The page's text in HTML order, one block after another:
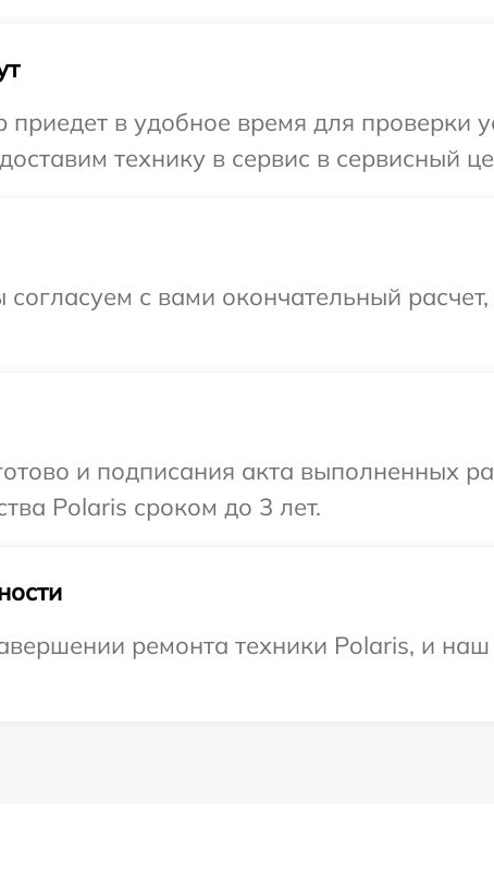
в удобное время для проверки
технику в сервис в сервисный
с вами окончательный
и подписания акта выполненных
Polaris сроком до 3 лет.
ремонта техники Polaris, и наш